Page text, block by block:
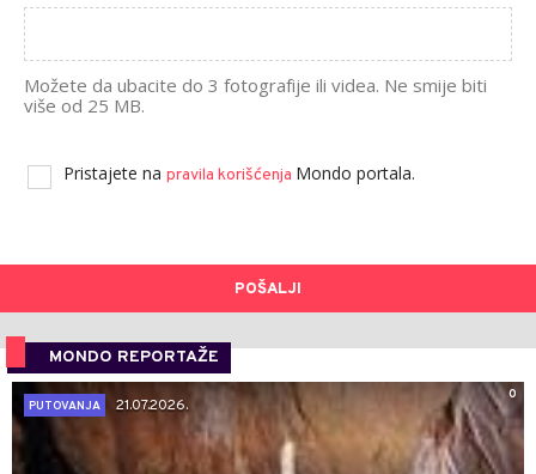
Možete da ubacite do 3 fotografije ili videa. Ne smije biti
više od 25 MB.
Pristajete na pravila korišćenja Mondo portala.
POŠALJI
MONDO REPORTAŽE
0
PUTOVANJA
21.07.2026.